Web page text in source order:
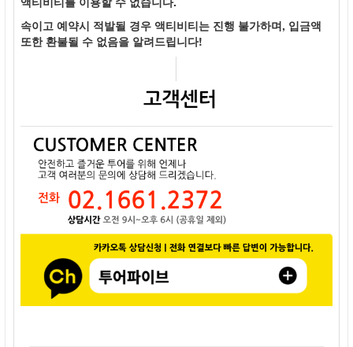
속이고 예약시 적발될 경우 액티비티는 진행 불가하며, 입금액
또한 환불될 수 없음을 알려드립니다!